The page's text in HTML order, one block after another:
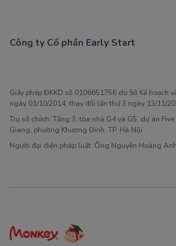
Công ty Cổ phần Early Start
Giấy phép ĐKKD số 0106651756 do Sở Kế hoạch
ngày 01/10/2014, thay đổi lần thứ 3 ngày 13/11/
Trụ sở chính: Tầng 3, tòa nhà G4 và G5, dự án
Giang, phường Khương Đình, TP. Hà Nội
Người đại diện pháp luật: Ông Nguyễn Hoàng